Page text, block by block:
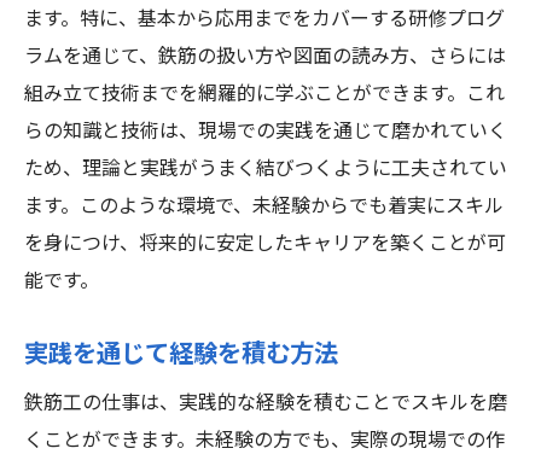
ます。特に、基本から応用までをカバーする研修プログ
ラムを通じて、鉄筋の扱い方や図面の読み方、さらには
組み立て技術までを網羅的に学ぶことができます。これ
らの知識と技術は、現場での実践を通じて磨かれていく
ため、理論と実践がうまく結びつくように工夫されてい
ます。このような環境で、未経験からでも着実にスキル
を身につけ、将来的に安定したキャリアを築くことが可
能です。
実践を通じて経験を積む方法
鉄筋工の仕事は、実践的な経験を積むことでスキルを磨
くことができます。未経験の方でも、実際の現場での作